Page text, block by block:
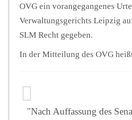
OVG ein vorangegangenes
Verwaltungsgerichts Leipzig
SLM Recht gegeben.
In der Mitteilung des OVG
"Nach Auffassung des